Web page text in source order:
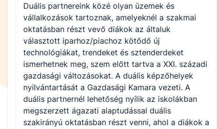
Duális partnereink közé olyan üzemek és
vállalkozások tartoznak, amelyeknél a szakmai
oktatásban részt vevő diákok az általuk
választott iparhoz/piachoz kötődő új
technológiákat, trendeket és sztenderdeket
ismerhetnek meg, szem előtt tartva a XXI. századi
gazdasági változásokat. A duális képzőhelyek
nyilvántartását a Gazdasági Kamara vezeti. A
duális partnernél lehetőség nyílik az iskolákban
megszerzett ágazati alaptudással duális
szakirányú oktatásban részt venni, ahol a diákok a